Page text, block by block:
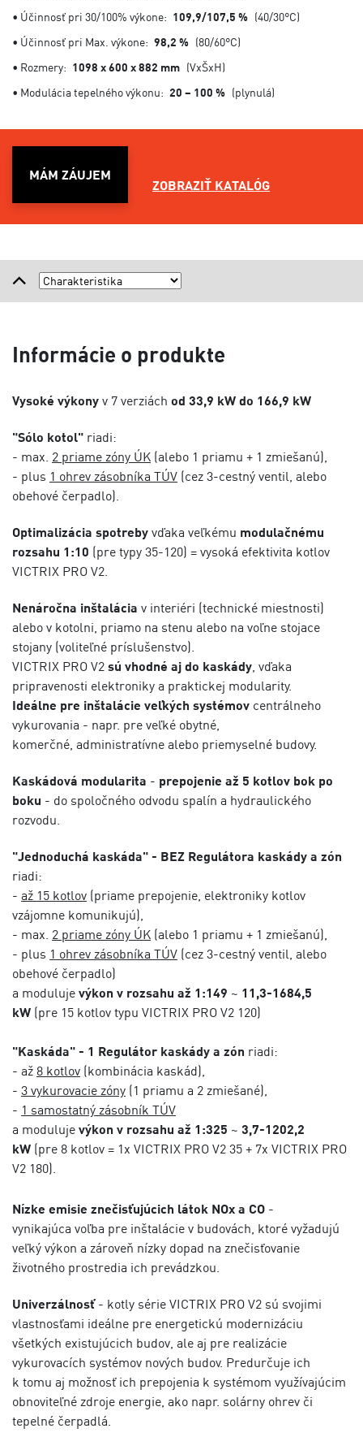
• Účinnosť pri 30/100% výkone: 109,9/107,5 % (40/30°C)
• Účinnosť pri Max. výkone: 98,2 % (80/60°C)
• Rozmery: 1098 x 600 x 882 mm (VxŠxH)
• Modulácia tepelného výkonu: 20 – 100 % (plynulá)
MÁM ZÁUJEM
ZOBRAZIŤ KATALÓG
Informácie o produkte
Vysoké výkony v 7 verziách od 33,9 kW do 166,9 kW
"Sólo kotol" riadi:
- max. 2 priame zóny ÚK (alebo 1 priamu + 1 zmiešanú),
- plus 1 ohrev zásobníka TÚV (cez 3-cestný ventil, alebo
obehové čerpadlo).
Optimalizácia spotreby vďaka veľkému modulačnému
rozsahu 1:10 (pre typy 35-120) = vysoká efektivita kotlov
VICTRIX PRO V2.
Nenáročna inštalácia v interiéri (technické miestnosti)
alebo v kotolni, priamo na stenu alebo na voľne stojace
stojany (voliteľné príslušenstvo).
VICTRIX PRO V2 sú vhodné aj do kaskády, vďaka
pripravenosti elektroniky a praktickej modularity.
Ideálne pre inštalácie veľkých systémov centrálneho
vykurovania - napr. pre veľké obytné,
komerčné, administratívne alebo priemyselné budovy.
Kaskádová modularita - prepojenie až 5 kotlov bok po
boku - do spoločného odvodu spalín a hydraulického
rozvodu.
"Jednoduchá kaskáda" - BEZ Regulátora kaskády a zón
riadi:
- až 15 kotlov (priame prepojenie, elektroniky kotlov
vzájomne komunikujú),
- max. 2 priame zóny ÚK (alebo 1 priamu + 1 zmiešanú),
- plus 1 ohrev zásobníka TÚV (cez 3-cestný ventil, alebo
obehové čerpadlo)
a moduluje výkon v rozsahu až 1:149 ~ 11,3-1684,5
kW (pre 15 kotlov typu VICTRIX PRO V2 120)
"Kaskáda" - 1 Regulátor kaskády a zón riadi:
- až 8 kotlov (kombinácia kaskád),
- 3 vykurovacie zóny (1 priamu a 2 zmiešané),
- 1 samostatný zásobník TÚV
a moduluje výkon v rozsahu až 1:325 ~ 3,7-1202,2
kW (pre 8 kotlov = 1x VICTRIX PRO V2 35 + 7x VICTRIX PRO
V2 180).
Nízke emisie znečisťujúcich látok NOx a CO -
vynikajúca voľba pre inštalácie v budovách, ktoré vyžadujú
veľký výkon a zároveň nízky dopad na znečisťovanie
životného prostredia ich prevádzkou.
Univerzálnosť - kotly série VICTRIX PRO V2 sú svojimi
vlastnosťami ideálne pre energetickú modernizáciu
všetkých existujúcich budov, ale aj pre realizácie
vykurovacích systémov nových budov. Predurčuje ich
k tomu aj možnosť ich prepojenia k systémom využívajúcim
obnoviteľné zdroje energie, ako napr. solárny ohrev či
tepelné čerpadlá.